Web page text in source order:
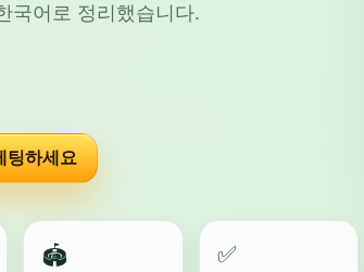
국어로 정리했습니다.
팅하세요
🏟️
✅